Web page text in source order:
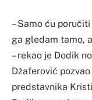
– Samo ću
ga gledam tamo,
– rekao je Dodik
Džaferović
predstavnika